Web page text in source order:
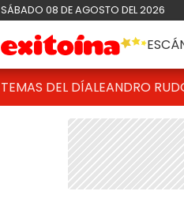
SÁBADO 08 DE AGOSTO DEL 2026
TEMAS DEL DÍALEANDRO RUD